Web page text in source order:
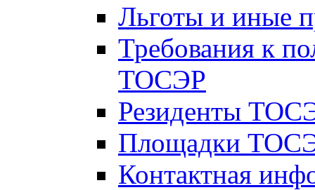
Льготы и иные
Требования к
ТОСЭР
Резиденты
Площадки
Контактная